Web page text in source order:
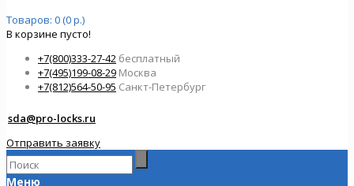
Товаров: 0 (0 р.)
В корзине пусто!
+7(800)333-27-42 бесплатный
+7(495)199-08-29 Москва
+7(812)564-50-95 Санкт-Петербург
sda@pro-locks.ru
Отправить заявку
Меню